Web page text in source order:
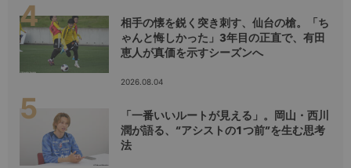
相手の懐を鋭く突き刺す、仙台の槍。「ち
ゃんと悔しかった」3年目の正直で、有田
恵人が真価を示すシーズンへ
2026.08.04
「一番いいルートが見える」。岡山・西川
潤が語る、“アシストの1つ前”を生む思考
法